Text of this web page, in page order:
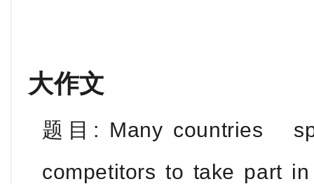
大作文
题目: Many countries
competitors to take part